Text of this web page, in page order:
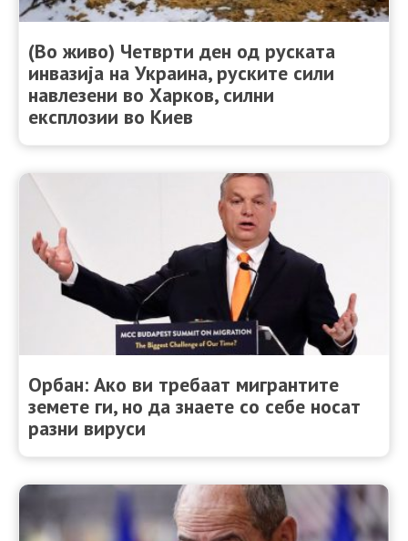
(Во живо) Четврти ден од руската
инвазија на Украина, руските сили
навлезени во Харков, силни
експлозии во Киев
Орбан: Ако ви требаат мигрантите
земете ги, но да знаете со себе носат
разни вируси